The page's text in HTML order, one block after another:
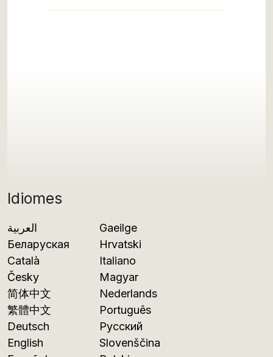
Idiomes
العربية
Беларуская
Català
Česky
简体中文
繁體中文
Deutsch
English
Gaeilge
Hrvatski
Italiano
Magyar
Nederlands
Português
Русский
Slovenščina